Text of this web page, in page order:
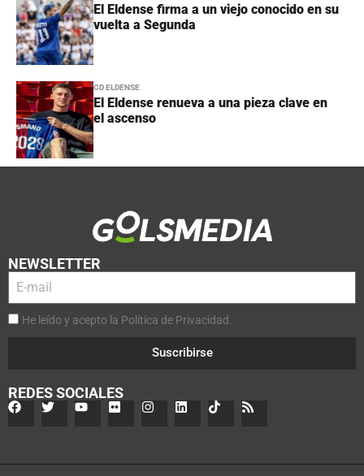
El Eldense firma a un viejo conocido en su
vuelta a Segunda
CD ELDENSE
El Eldense renueva a una pieza clave en
el ascenso
NEWSLETTER
He leído y acepto la Política de Privacidad.
Suscribirse
REDES SOCIALES